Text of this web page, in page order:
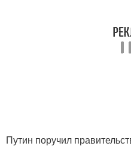
Путин поручил